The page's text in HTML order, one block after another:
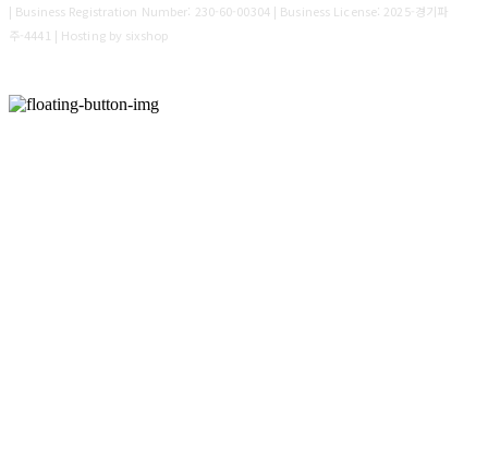
| Business Registration Number: 230-60-00304| Business License: 2025-경기파
주-4441 | Hosting by sixshop